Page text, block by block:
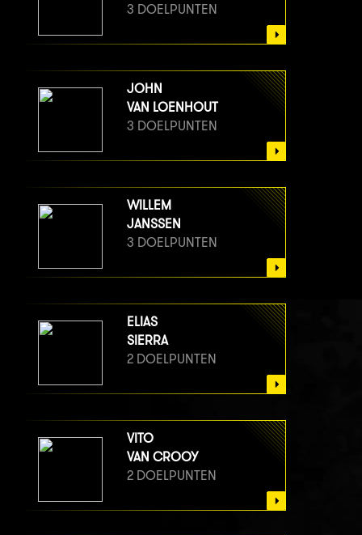
3 DOELPUNTEN
JOHN
VAN LOENHOUT
3 DOELPUNTEN
WILLEM
JANSSEN
3 DOELPUNTEN
ELIAS
SIERRA
2 DOELPUNTEN
VITO
VAN CROOY
2 DOELPUNTEN